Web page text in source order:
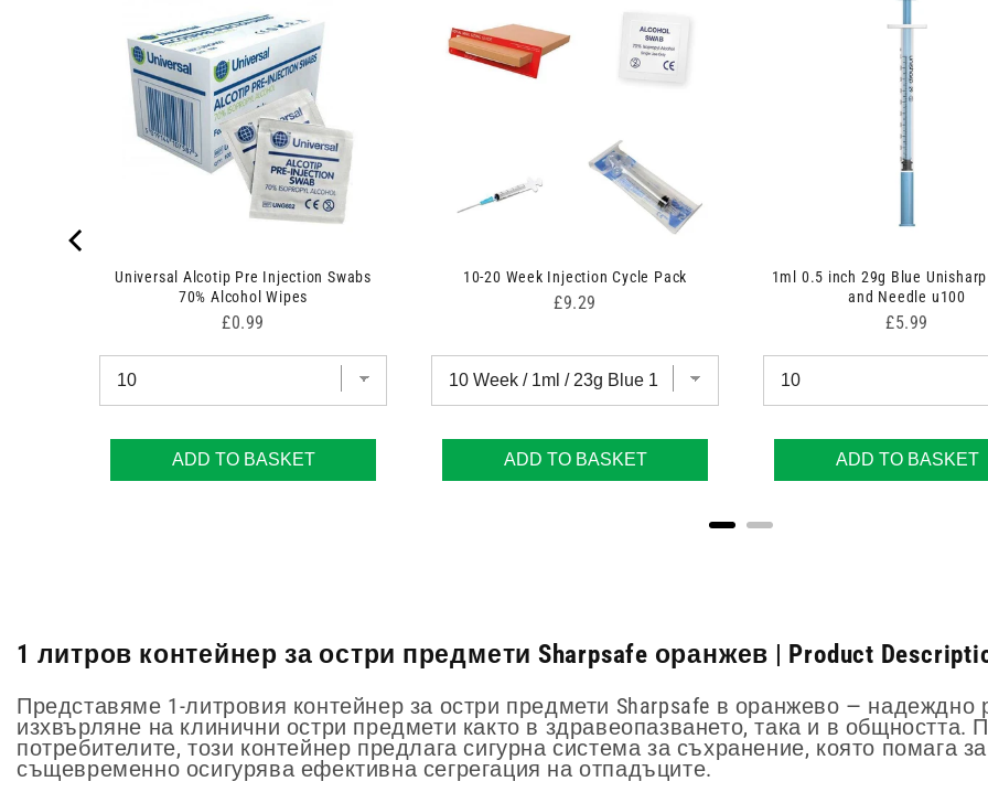
Universal Alcotip Pre Injection Swabs
70% Alcohol Wipes
Price
£0.99
ADD TO BASKET
10-20 Week Injection Cycle Pack
Price
£9.29
ADD TO BASKET
1ml 0.5 inch 29g Blue
and Needle u100
Price
£5.99
ADD TO BASKET
1 литров контейнер за остри предмети Sharpsafe оранжев | Product
Представяме 1-литровия контейнер за остри предмети Sharpsafe в оранжево —
изхвърляне на клинични остри предмети както в здравеопазването, така и в общността.
потребителите, този контейнер предлага сигурна система за съхранение, която помага
същевременно осигурява ефективна сегрегация на отпадъците.